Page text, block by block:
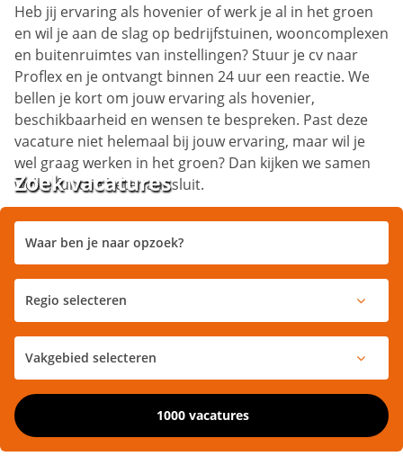
Heb jij ervaring als hovenier of werk je al in het groen
en wil je aan de slag op bedrijfstuinen, wooncomplexen
en buitenruimtes van instellingen? Stuur je cv naar
Proflex en je ontvangt binnen 24 uur een reactie. We
bellen je kort om jouw ervaring als hovenier,
beschikbaarheid en wensen te bespreken. Past deze
vacature niet helemaal bij jouw ervaring, maar wil je
wel graag werken in het groen? Dan kijken we samen
welke functie beter aansluit.
Zoek vacatures
1000 vacatures